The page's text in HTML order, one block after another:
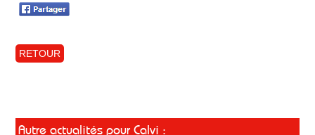
RETOUR
Autre actualités pour Calvi :